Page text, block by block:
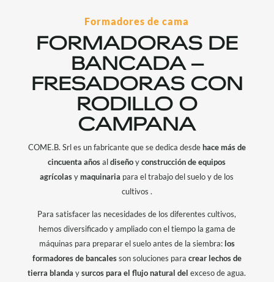
Formadores de cama
FORMADORAS DE
BANCADA –
FRESADORAS CON
RODILLO O
CAMPANA
COME.B. Srl es un fabricante que se dedica desdehace más de
cincuenta añosaldiseñoyconstrucción de equipos
agrícolasymaquinaria para el trabajo del suelo y de los
cultivos .
Para satisfacer las necesidades de los diferentes cultivos,
hemos diversificado y ampliado con el tiempo la gama de
máquinas para preparar el suelo antes de la siembra: los
formadores de bancalesson soluciones para crear lechos de
tierrablanda ysurcos para el flujo natural del exceso de agua.